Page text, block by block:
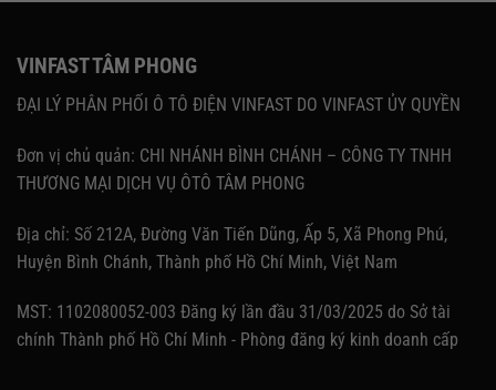
VINFAST TÂM PHONG
ĐẠI LÝ PHÂN PHỐI Ô TÔ ĐIỆN VINFAST DO VINFAST ỦY QUYỀN
Đơn vị chủ quản: CHI NHÁNH BÌNH CHÁNH – CÔNG TY TNHH
THƯƠNG MẠI DỊCH VỤ ÔTÔ TÂM PHONG
Địa chỉ: Số 212A, Đường Văn Tiến Dũng, Ấp 5, Xã Phong Phú,
Huyện Bình Chánh, Thành phố Hồ Chí Minh, Việt Nam
MST: 1102080052-003 Đăng ký lần đầu 31/03/2025 do Sở tài
chính Thành phố Hồ Chí Minh - Phòng đăng ký kinh doanh cấp